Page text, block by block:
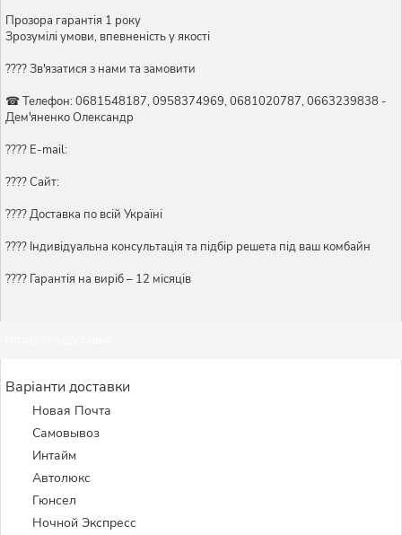
Прозора гарантія 1 року
Зрозумілі умови, впевненість у якості
???? Зв'язатися з нами та замовити
☎ Телефон: 0681548187, 0958374969, 0681020787, 0663239838 -
Дем'яненко Олександр
???? E-mail:
???? Сайт:
???? Доставка по всій Україні
????️ Індивідуальна консультація та підбір решета під ваш комбайн
???? Гарантія на виріб – 12 місяців
Варіанти доставки
Новая Почта
Самовывоз
Интайм
Автолюкс
Гюнсел
Ночной Экспресс